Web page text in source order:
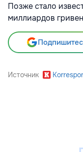
Позже стало
миллиардов
Источник